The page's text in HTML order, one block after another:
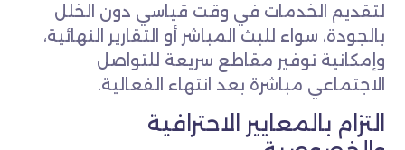
لتقديم الخدمات في وقت قياسي دون الخلل
بالجودة، سواء للبث المباشر أو التقارير النهائية،
وإمكانية توفير مقاطع سريعة للتواصل
الاجتماعي مباشرة بعد انتهاء الفعالية.
التزام بالمعايير الاحترافية